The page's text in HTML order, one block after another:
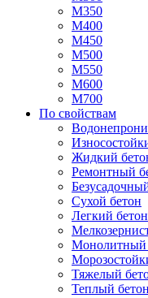
М350
М400
М450
М500
М550
М600
М700
По свойствам
Жидкий
Ремонтный
Сухой бетон
Легкий бетон
Монолитный
Тяжелый
Теплый бетон